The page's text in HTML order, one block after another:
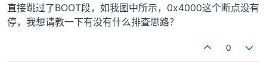
直接跳过了BOOT段，如我图中所示，0x4000这个断点没有
停，我想请教一下有没有什么排查思路？
0